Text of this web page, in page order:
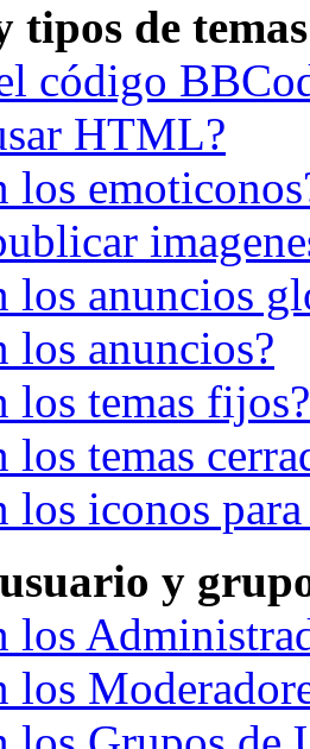
tipos de temas
código
HTML?
los
los anuncios
los anuncios?
los temas fijos?
los temas
los iconos
y
los
los